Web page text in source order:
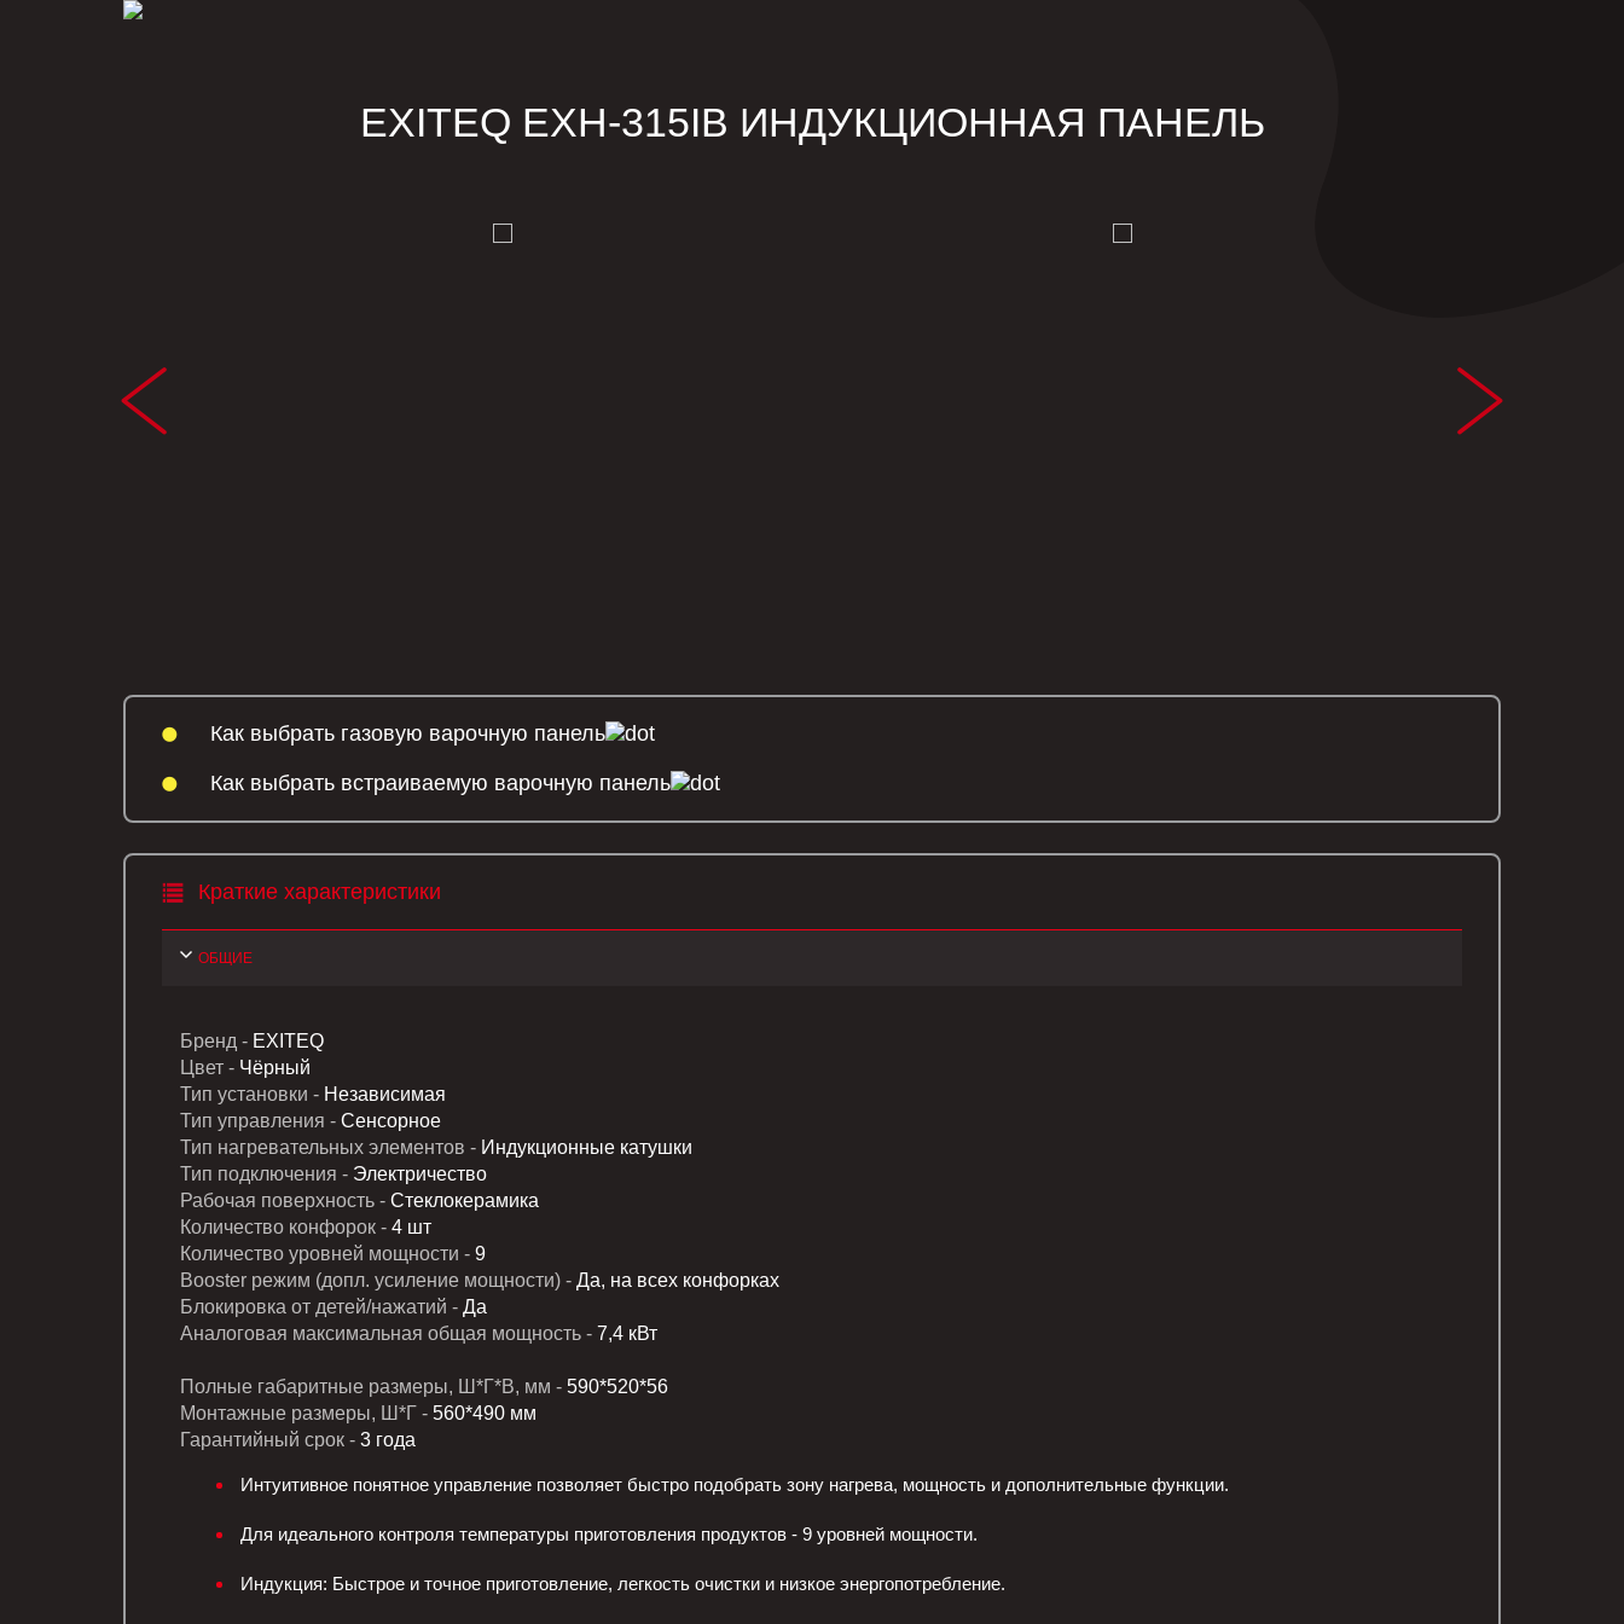
EXITEQ EXH-315IB ИНДУКЦИОННАЯ ПАНЕЛЬ
Как выбрать газовую варочную панель
Как выбрать встраиваемую варочную панель
Краткие характеристики
ОБЩИЕ
Бренд - EXITEQ
Цвет - Чёрный
Тип установки - Независимая
Тип управления - Сенсорное
Тип нагревательных элементов - Индукционные катушки
Тип подключения - Электричество
Рабочая поверхность - Стеклокерамика
Количество конфорок - 4 шт
Количество уровней мощности - 9
Booster режим (допл. усиление мощности) - Да, на всех конфорках
Блокировка от детей/нажатий - Да
Аналоговая максимальная общая мощность - 7,4 кВт
Полные габаритные размеры, Ш*Г*В, мм - 590*520*56
Монтажные размеры, Ш*Г - 560*490 мм
Гарантийный срок - 3 года
Интуитивное понятное управление позволяет быстро подобрать зону нагрева, мощность и дополнительные функции.
Для идеального контроля температуры приготовления продуктов - 9 уровней мощности.
Индукция: Быстрое и точное приготовление, легкость очистки и низкое энергопотребление.